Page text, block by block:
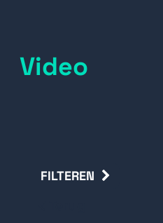
Video
FILTEREN